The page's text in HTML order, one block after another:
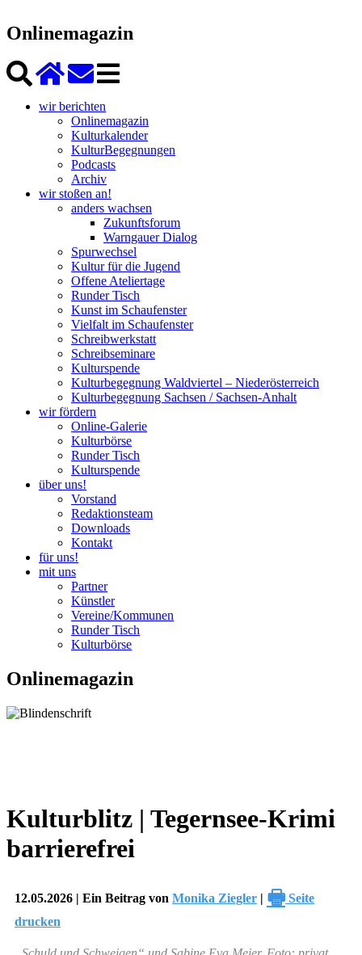
Onlinemagazin
wir berichten
Onlinemagazin
Kulturkalender
KulturBegegnungen
Podcasts
Archiv
wir stoßen an!
anders wachsen
Zukunftsforum
Warngauer Dialog
Spurwechsel
Kultur für die Jugend
Offene Ateliertage
Runder Tisch
Kunst im Schaufenster
Vielfalt im Schaufenster
Schreibwerkstatt
Schreibseminare
Kulturspende
Kulturbegegnung Waldviertel – Niederösterreich
Kulturbegegnung Sachsen / Sachsen-Anhalt
wir fördern
Online-Galerie
Kulturbörse
Runder Tisch
Kulturspende
über uns!
Vorstand
Redaktionsteam
Downloads
Kontakt
für uns!
mit uns
Partner
Künstler
Vereine/Kommunen
Runder Tisch
Kulturbörse
Onlinemagazin
Kulturblitz | Tegernsee-Krimi
barrierefrei
12.05.2026 | Ein Beitrag von Monika Ziegler | 🖶 Seite
drucken